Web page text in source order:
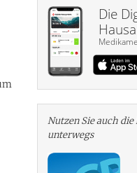
Die
Nutzen Sie auch
unterwegs